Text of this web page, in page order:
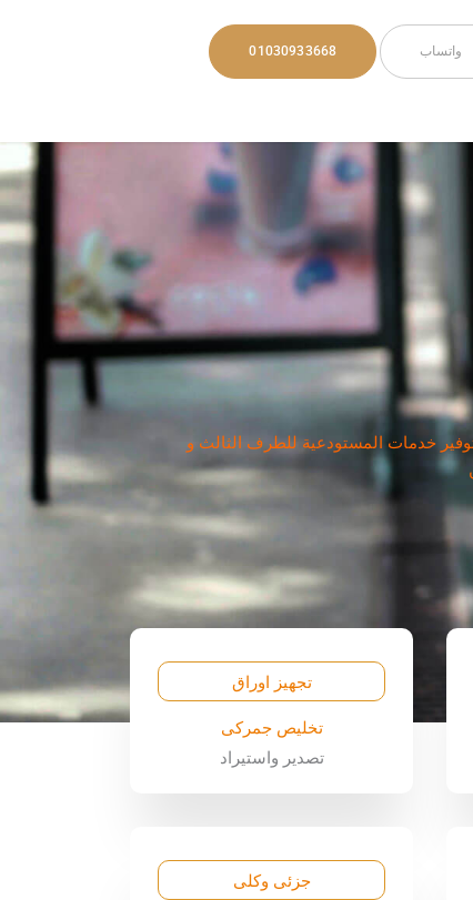
واتساب 01030933668
خدمات المستودعية للطرف الثالث و
تجهيز اوراق
تخليص جمركى
تصدير واستيراد
جزئى وكلى